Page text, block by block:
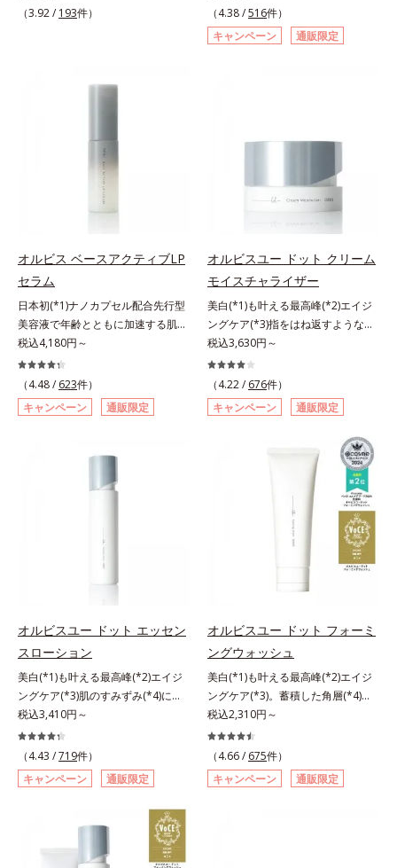
適量（2プッシュ程度）をとり、手
のひら全体にさっと広げます。2.肌
の上で軽くらせんを描くように、メ
ら、水またはぬるま湯でよく洗い流
てください。各商品の詳しい情報は
商品ページをご覧ください。・
BEAUTY夏祭りは、こちら
スを防ぐ*2 ナイアシンアミド（有
素地、ホホバアルコール、トリステ
方との比較*6 ドクダミエキス、シ
クロヘキサンジカルボン酸ビスエト
キシジグリコール（保湿）＜使用量
目安＞パール1粒程度＜ご使用ステ
ップ＞洗顔料 ⇒ 化粧水 ⇒ ザ リン
の使用回数＞通常サイズ：約90回
（1.5ヵ月程度）ラージサイズ：約
180回（3ヵ月程度）各商品の詳し
い情報は商品ページをご覧くださ
い。・BEAUTY夏祭りは、こちら
す。年齢印象研究に基づいた肌サイ
スタイルになじむ、若々しい印象(*)
（3.92 / 193件）
へ。今の自分の肌も未来の肌もあき
らめない、自分史上最高の冴えわた
る透明美肌(*4)を目指すには、美肌
(*1)有効成分「m-ピクセノール（デ
ミの原因になると考えられる“メラ
ニンの塊”を居座らせない(*1)、粉砕
と排出サポート(*5)の2ステップで
メラニンの蓄積を抑え、シミ・ソバ
カスを防ぎます。さらに、「アルテ
アネスレ(*6)」を配合し、うるおい
に満ちた自分本来の澄み渡るような
透明感を目指します。手に取った
時、なじませた時、後肌、と3段階
に変化するテクスチャーは、肌にす
ばやくなじみ、毎日の美白ケアを楽
しくする使いごこちを叶えました。
*1 メラニンの蓄積を抑え、シミ・
ソバカスを防ぐ*2 デクスパンテノ
ールW*3 これからできるシミのこ
と*4 うるおいによる透明感のある
肌*5 ターンオーバーを促進して、
メラニンの塊を微細化すること*6
アルテアエキス配合＝保湿成分各商
品の詳しい情報は商品ページをご覧
ください。・BEAUTY夏祭りは、こ
（4.38 /516件）
キャンペーン
通販限定
オルビス ベースアクティブLP
セラム
日本初(*1)ナノカプセル配合先行型
美容液で年齢とともに加速する肌悩
み(*2)にブレーキを。スキンケアの
打ち止め感に。年齢とともに加速す
る肌悩み(*2)にブレーキをかけ、化
粧水前の土台(*3)づくりで、うるお
いに満ち満ちた内側から弾むような
と不安…。いろいろケアしているの
そんな大人の肌悩みにアプローチす
プセルの表面は肌になじみやすい構
造(*4)。内包した美容成分(*5)の浸
透をサポートし、角層すみずみをう
るおいで満たします。さらに“うる
おいの通り道”を作って化粧水のな
じみ感をUP。化粧水前に使うこと
で、普段の化粧水の手ごたえをより
実感できる、しっとり整った肌状態
へ。化粧水前に2プッシュ使うだけ
で、うるおいのすき間にぐんぐん入
り込み、うるおいで満ち満ちたハリ
のある美肌へと整えます。*1 クチ
ナシ果実エキス、ハトムギ種子エキ
ス、ユズ果実エキス、水添レシチ
ン、フィトステロールズ、（Ｃ１２
－２０）アルキルグルコシドの組み
合わせが初（2023年4月 Mintel社デ
ータベースによる当社調べ）*2 う
税込4,180円～
（4.48 / 623件）
キャンペーン
通販限定
オルビスユー ドット クリーム
モイスチャライザー
美白(*1)も叶える最高峰(*2)エイジ
ングケア(*3)指をはね返すような弾
力感が宿るハリ感 濃密フィットク
リーム。ハリも透明感(*4)も結果主
義。年齢サイン(*5)の因子に着目し
た肌科学エイジングケア(*3)シリー
ズ。オルビスユー ドットシリーズ
は、年齢による肌悩み一つ一つを対
処するのではなく、肌で起きている
ことの根本原因に着目。加齢ととも
に現れる年齢サインについて研究を
進めたところ、弾力感のない状態で
ある「ハリのなさ」や、くすみ(*6)
などが現れている状態である「透明
感のなさ」が、大人の肌印象に大き
シリーズは美容成分(*7)として
「G.D.F.アクティベーター(*8)」を
配合。そして、従来から配合してい
る美白(*1)有効成分「トラネキサム
酸」を配合しました。さらに、シリ
ーズ共通の美容成分「GLルートブ
ースター(*9)」を配合することで、
肌のふっくら感や透明感を叶えま
す。美白ケアしながら多角的なエイ
ジングケアが叶うシリーズに。3ス
税込3,630円～
（4.22 / 676件）
キャンペーン
通販限定
オルビスユー ドット エッセン
スローション
美白(*1)も叶える最高峰(*2)エイジ
ングケア(*3)肌のすみずみ(*4)にし
みわたるうるおい充満ローション。
ハリも透明感(*5)も結果主義。年齢
サイン(*6)の因子に着目した肌科学
エイジングケア(*3)シリーズ。オル
ビスユー ドットシリーズは、年齢
による肌悩み一つ一つを対処するの
ではなく、肌で起きていることの根
本原因に着目。加齢とともに現れる
年齢サインについて研究を進めたと
税込3,410円～
（4.43 /719件）
キャンペーン
通販限定
オルビスユー ドット フォーミ
ングウォッシュ
美白(*1)も叶える最高峰(*2)エイジ
ングケア(*3)。蓄積した角層(*4)を
絡めとりくすみ(*5)を晴らす高密着
マイルドピーリング(*6)洗顔料。ハ
リも透明感(*7)も結果主義。年齢サ
イン(*8)の因子に着目した肌科学エ
イジングケア(*3)シリーズ。オルビ
税込2,310円～
（4.66 / 675件）
キャンペーン
通販限定